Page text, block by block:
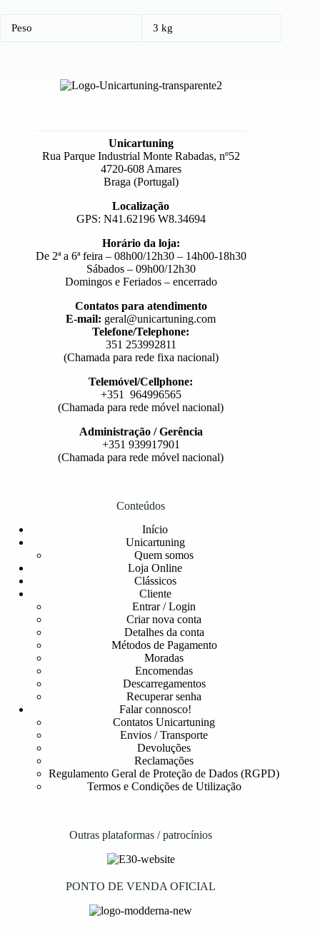
Peso 3 kg
Unicartuning
Rua Parque Industrial Monte Rabadas, nº52
4720-608 Amares
Braga (Portugal)
Localização
GPS: N41.62196 W8.34694
Horário da loja:
De 2ª a 6ª feira – 08h00/12h30 – 14h00-18h30
Sábados – 09h00/12h30
Domingos e Feriados – encerrado
Contatos para atendimento
E-mail: geral@unicartuning.com
Telefone/Telephone:
351 253992811
(Chamada para rede fixa nacional)
Telemóvel/Cellphone:
+351 964996565
(Chamada para rede móvel nacional)
Administração / Gerência
+351 939917901
(Chamada para rede móvel nacional)
Conteúdos
Início
Unicartuning
Quem somos
Loja Online
Clássicos
Cliente
Entrar / Login
Criar nova conta
Detalhes da conta
Métodos de Pagamento
Moradas
Encomendas
Descarregamentos
Recuperar senha
Falar connosco!
Contatos Unicartuning
Envios / Transporte
Devoluções
Reclamações
Regulamento Geral de Proteção de Dados (RGPD)
Termos e Condições de Utilização
Outras plataformas / patrocínios
PONTO DE VENDA OFICIAL